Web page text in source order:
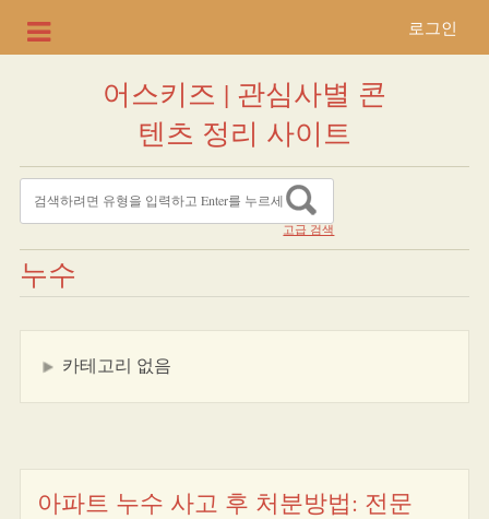
로그인
어스키즈 | 관심사별 콘
텐츠 정리 사이트
고급 검색
누수
카테고리 없음
아파트 누수 사고 후 처분방법: 전문